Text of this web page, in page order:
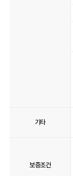
기타
보증조건